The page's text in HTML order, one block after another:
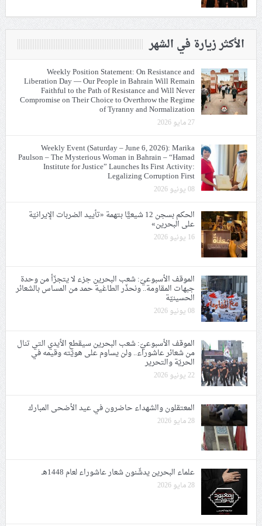
الأكثر زيارة في الشهر
Weekly Position Statement: On Resistance and
Liberation Day — Our People in Bahrain Will Remain
Faithful to the Path of Resistance and Will Never
Compromise on Their Choice to Overthrow the Regime
of Tyranny and Normalization
27 مايو 2026
Weekly Event (Saturday – June 6, 2026): Marika
Paulson – The Mysterious Woman in Bahrain – “Hamad
Institute for Justice” Launches Its First Activity:
Legalizing Corruption First
08 يونيو 2026
الحكم بسجن 12 شيعيًّا بتهمة «تأييد الضربات الإيرانيّة
على البحرين»
16 يونيو 2026
الموقف الأسبوعيّ: شعب البحرين جزء لا يتجزّأ من وحدة
جبهات المقاومة.. ونحذّر الطاغية حمد من المساس بالشعائر
الحسينيّة
08 يونيو 2026
الموقف الأسبوعيّ: شعب البحرين سيقطع الأيدي التي تنال
من شعائر عاشوراء.. ولن يساوم على هويّته وقيمه في
الحريّة والتحرير
22 يونيو 2026
المعتقلون والشهداء حاضرون في عيد الأضحى المبارك
28 مايو 2026
علماء البحرين يدشّنون شعار عاشوراء لعام 1448هـ
28 مايو 2026